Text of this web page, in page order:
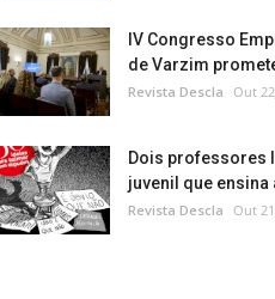
IV Congresso
de Varzim
Revista Descla Out
Dois professores
juvenil que ensina
Revista Descla Out